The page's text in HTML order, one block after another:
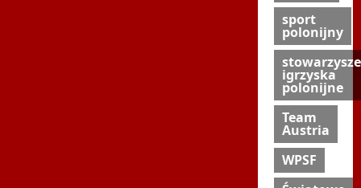
sport
polonijny
igrzyska
polonijne
Team
Austria
WPSF